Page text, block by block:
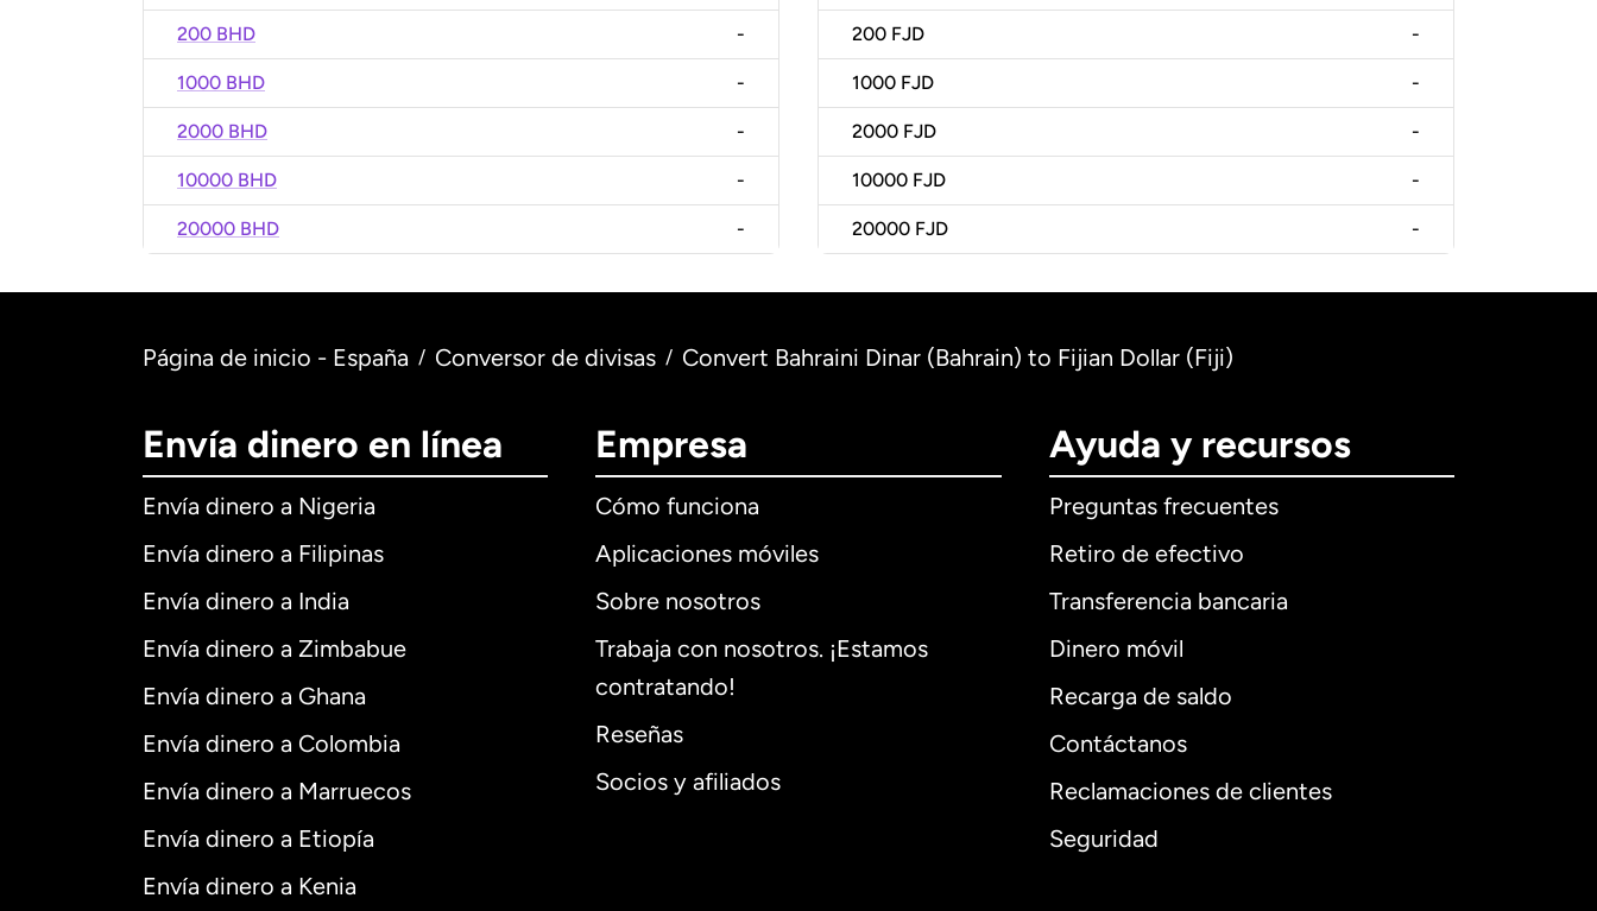
200 BHD -
1000 BHD -
2000 BHD -
10000 BHD -
20000 BHD -
200 FJD -
1000 FJD -
2000 FJD -
10000 FJD -
20000 FJD -
Página de inicio - España / Conversor de divisas / Convert Bahraini Dinar (Bahrain) to Fijian Dollar (Fiji)
Envía dinero en línea
Envía dinero a Nigeria
Envía dinero a Filipinas
Envía dinero a India
Envía dinero a Zimbabue
Envía dinero a Ghana
Envía dinero a Colombia
Envía dinero a Marruecos
Envía dinero a Etiopía
Envía dinero a Kenia
Empresa
Cómo funciona
Aplicaciones móviles
Sobre nosotros
Trabaja con nosotros. ¡Estamos
contratando!
Reseñas
Socios y afiliados
Ayuda y recursos
Preguntas frecuentes
Retiro de efectivo
Transferencia bancaria
Dinero móvil
Recarga de saldo
Contáctanos
Reclamaciones de clientes
Seguridad